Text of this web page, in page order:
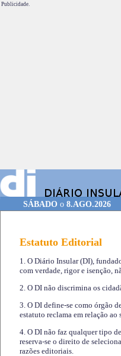
Publicidade.
SÁBADOo 8.AGO.2026
Estatuto Editorial
1. O Diário Insular (DI),
com verdade, rigor e isenção,
2. O DI não discrimina os
3. O DI define-se como órgão
estatuto reclama em relação
4. O DI não faz qualquer tipo
reserva-se o direito de
razões editoriais.